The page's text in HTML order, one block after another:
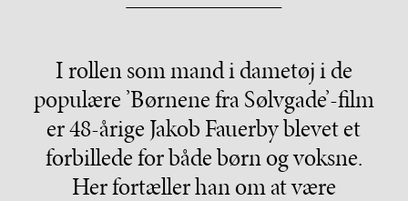
I rollen som mand i dametøj i de
populære ’Børnene fra Sølvgade’-film
er 48-årige Jakob Fauerby blevet et
forbillede for både børn og voksne.
Her fortæller han om at være